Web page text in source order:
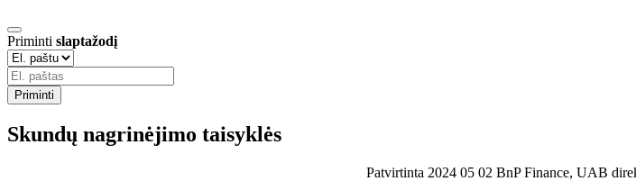
Priminti slaptažodį
Priminti
Skundų nagrinėjimo taisyklės
Patvirtinta 2024 05 02 BnP Finance, UAB